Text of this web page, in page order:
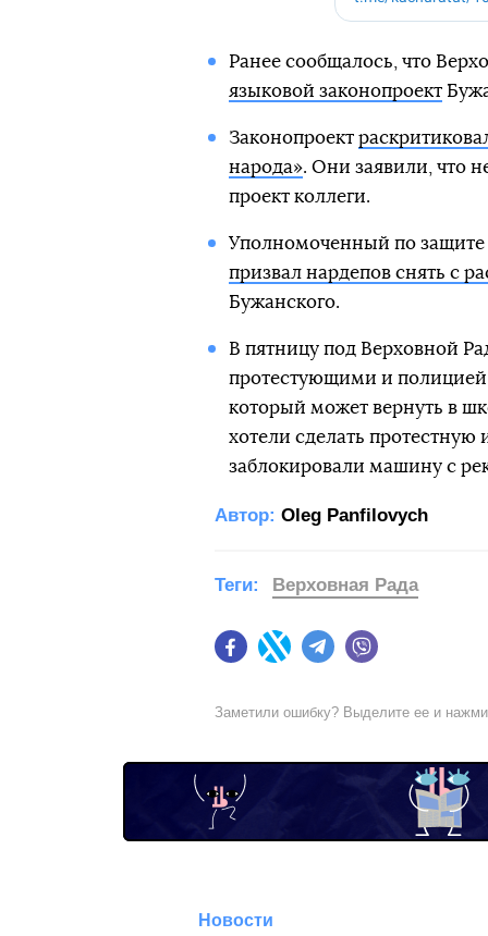
Ранее сообщалось, что
языковой законопроект
Законопроект
народа». Они заявили, что
проект коллеги.
Уполномоченный по защите
призвал нардепов снять с
Бужанского.
В пятницу под Верховной
протестующими и полицией
который может вернуть в
хотели сделать
заблокировали машину с
Автор: Oleg Panfilovych
FacebookTwitter Telegram
Теги: Верховная Рада
Заметили ошибку? Выделите ее и
Новости